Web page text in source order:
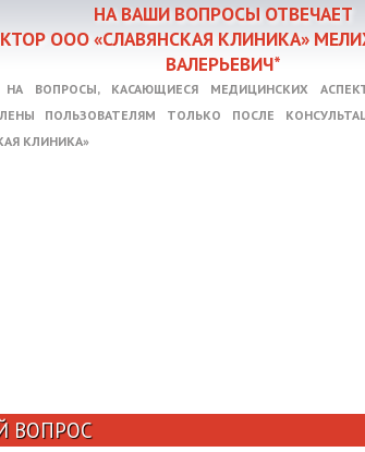
НА ВАШИ ВОПРОСЫ ОТВЕЧАЕТ
ООО «СЛАВЯНСКАЯ КЛИНИКА»
ВАЛЕРЬЕВИЧ*
ВОПРОСЫ, КАСАЮЩИЕСЯ МЕДИЦИНСКИХ
ПОЛЬЗОВАТЕЛЯМ ТОЛЬКО ПОСЛЕ
КЛИНИКА»
ВОПРОС